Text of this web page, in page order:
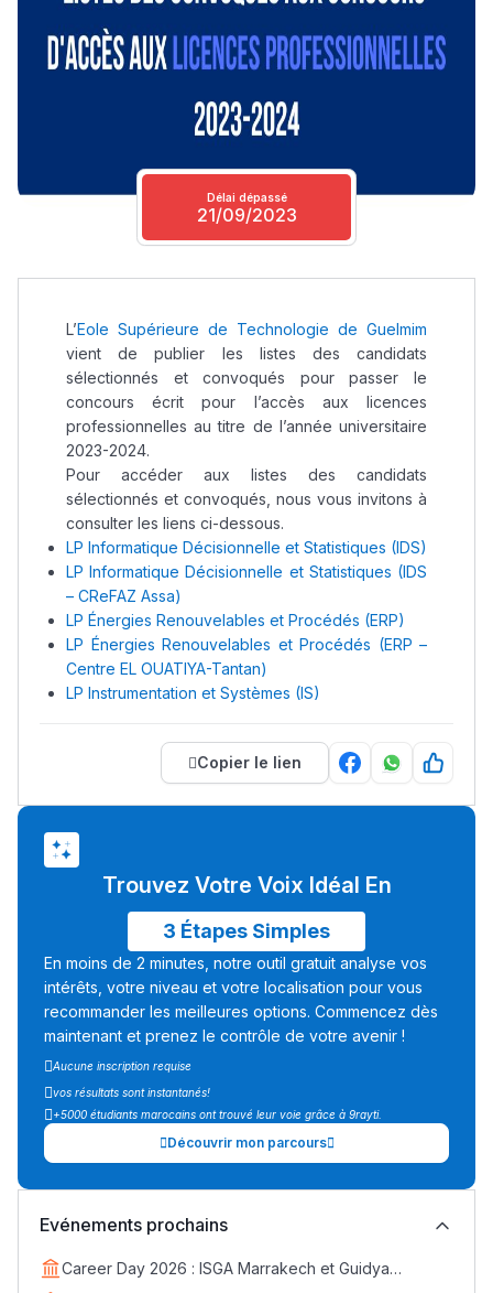
Délai dépassé
21/09/2023
L’Eole Supérieure de Technologie de Guelmim
vient de publier les listes des candidats
sélectionnés et convoqués pour passer le
concours écrit pour l’accès aux licences
professionnelles au titre de l’année universitaire
2023-2024.
Pour accéder aux listes des candidats
sélectionnés et convoqués, nous vous invitons à
consulter les liens ci-dessous.
LP Informatique Décisionnelle et Statistiques (IDS)
LP Informatique Décisionnelle et Statistiques (IDS
– CReFAZ Assa)
LP Énergies Renouvelables et Procédés (ERP)
LP Énergies Renouvelables et Procédés (ERP –
Centre EL OUATIYA-Tantan)
LP Instrumentation et Systèmes (IS)
Copier le lien
Trouvez Votre Voix Idéal En
3 Étapes Simples
En moins de 2 minutes, notre outil gratuit analyse vos
intérêts, votre niveau et votre localisation pour vous
recommander les meilleures options. Commencez dès
maintenant et prenez le contrôle de votre avenir !
Aucune inscription requise
vos résultats sont instantanés!
+5000 étudiants marocains ont trouvé leur voie grâce à 9rayti.
Découvrir mon parcours
Evénements prochains
Career Day 2026 : ISGA Marrakech et Guidya